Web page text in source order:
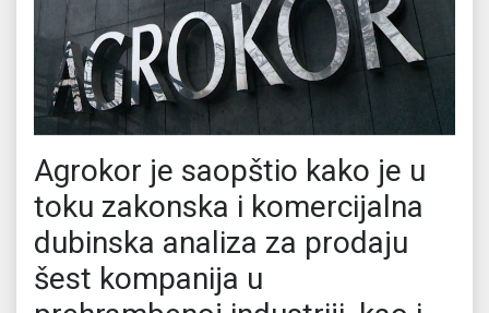
Agrokor je saopštio kako je u
toku zakonska i komercijalna
dubinska analiza za prodaju
šest kompanija u